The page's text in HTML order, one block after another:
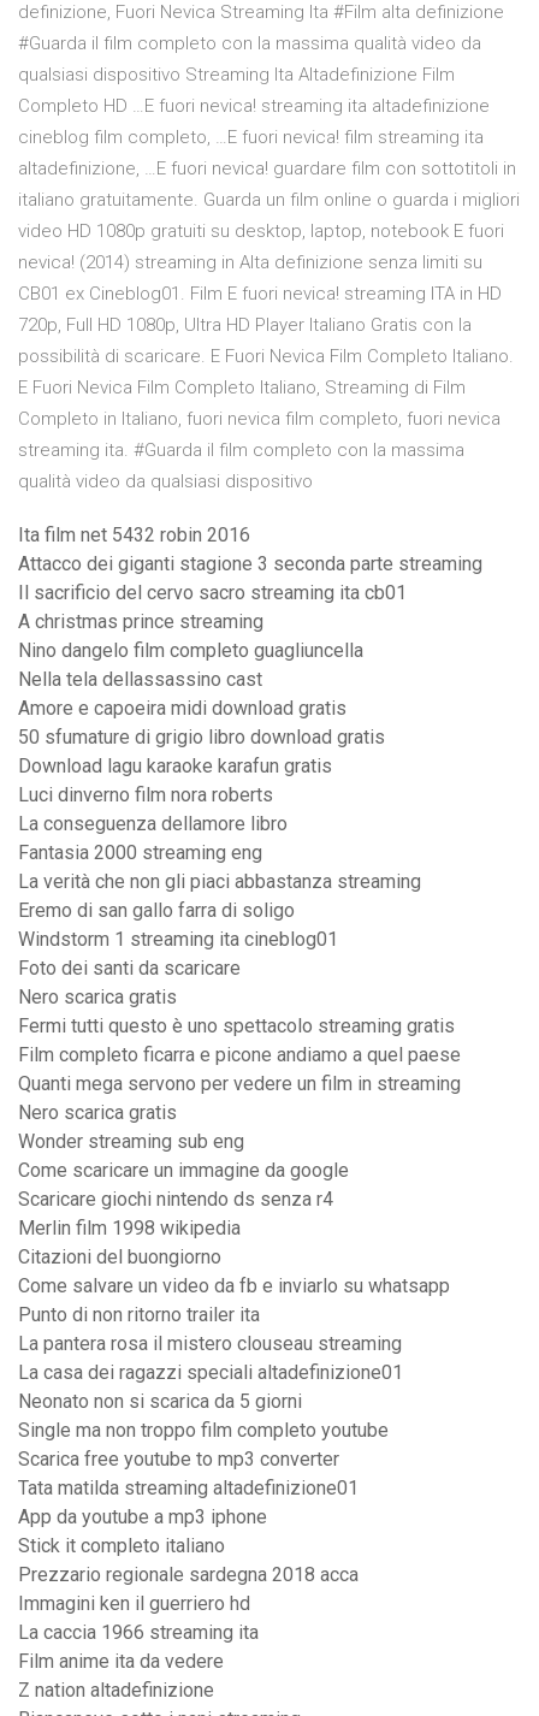
definizione, Fuori Nevica Streaming Ita #Film alta definizione
#Guarda il film completo con la massima qualità video da
qualsiasi dispositivo Streaming Ita Altadefinizione Film
Completo HD …E fuori nevica! streaming ita altadefinizione
cineblog film completo, …E fuori nevica! film streaming ita
altadefinizione, …E fuori nevica! guardare film con sottotitoli in
italiano gratuitamente. Guarda un film online o guarda i migliori
video HD 1080p gratuiti su desktop, laptop, notebook E fuori
nevica! (2014) streaming in Alta definizione senza limiti su
CB01 ex Cineblog01. Film E fuori nevica! streaming ITA in HD
720p, Full HD 1080p, Ultra HD Player Italiano Gratis con la
possibilità di scaricare. E Fuori Nevica Film Completo Italiano.
E Fuori Nevica Film Completo Italiano, Streaming di Film
Completo in Italiano, fuori nevica film completo, fuori nevica
streaming ita. #Guarda il film completo con la massima
qualità video da qualsiasi dispositivo
Ita film net 5432 robin 2016
Attacco dei giganti stagione 3 seconda parte streaming
Il sacrificio del cervo sacro streaming ita cb01
A christmas prince streaming
Nino dangelo film completo guagliuncella
Nella tela dellassassino cast
Amore e capoeira midi download gratis
50 sfumature di grigio libro download gratis
Download lagu karaoke karafun gratis
Luci dinverno film nora roberts
La conseguenza dellamore libro
Fantasia 2000 streaming eng
La verità che non gli piaci abbastanza streaming
Eremo di san gallo farra di soligo
Windstorm 1 streaming ita cineblog01
Foto dei santi da scaricare
Nero scarica gratis
Fermi tutti questo è uno spettacolo streaming gratis
Film completo ficarra e picone andiamo a quel paese
Quanti mega servono per vedere un film in streaming
Nero scarica gratis
Wonder streaming sub eng
Come scaricare un immagine da google
Scaricare giochi nintendo ds senza r4
Merlin film 1998 wikipedia
Citazioni del buongiorno
Come salvare un video da fb e inviarlo su whatsapp
Punto di non ritorno trailer ita
La pantera rosa il mistero clouseau streaming
La casa dei ragazzi speciali altadefinizione01
Neonato non si scarica da 5 giorni
Single ma non troppo film completo youtube
Scarica free youtube to mp3 converter
Tata matilda streaming altadefinizione01
App da youtube a mp3 iphone
Stick it completo italiano
Prezzario regionale sardegna 2018 acca
Immagini ken il guerriero hd
La caccia 1966 streaming ita
Film anime ita da vedere
Z nation altadefinizione